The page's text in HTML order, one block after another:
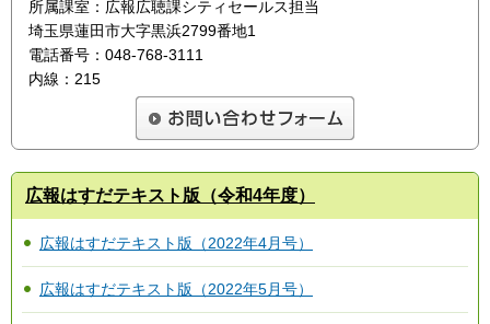
所属課室：広報広聴課シティセールス担当
埼玉県蓮田市大字黒浜2799番地1
電話番号：048-768-3111
内線：215
広報はすだテキスト版（令和4年度）
広報はすだテキスト版（2022年4月号）
広報はすだテキスト版（2022年5月号）